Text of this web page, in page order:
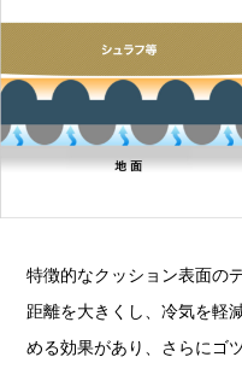
特徴的なクッション表面の
距離を大きくし、冷気を軽
める効果があり、さらにゴ